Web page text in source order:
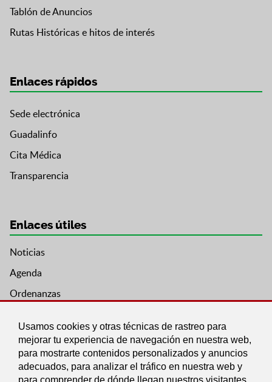
Usamos cookies y otras técnicas de rastreo para
mejorar tu experiencia de navegación en nuestra web,
para mostrarte contenidos personalizados y anuncios
adecuados, para analizar el tráfico en nuestra web y
para comprender de dónde llegan nuestros visitantes.
Tablón de Anuncios
Rutas Históricas e hitos de interés
Enlaces rápidos
Sede electrónica
Guadalinfo
Cita Médica
Transparencia
Enlaces útiles
Noticias
Agenda
Ordenanzas